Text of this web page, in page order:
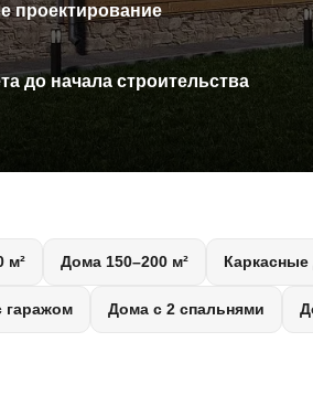
проектирование
до начала строительства
м² Дома 150–200 м²
гаражом Дома с 2 спальнями